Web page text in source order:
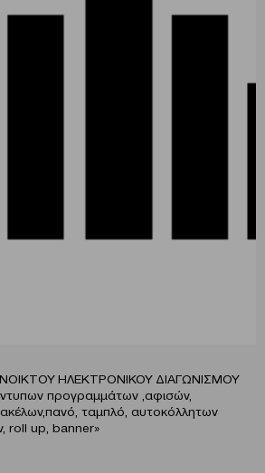
ΗΛΕΚΤΡΟΝΙΚΟΥ ΔΙΑΓΩΝΙΣΜΟΥ
προγραμμάτων ,αφισών,
ταμπλό, αυτοκόλλητων
roll up, banner»